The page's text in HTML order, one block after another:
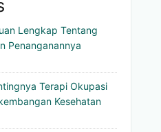
Lengkap Tentang
Penanganannya
Terapi Okupasi
Kesehatan